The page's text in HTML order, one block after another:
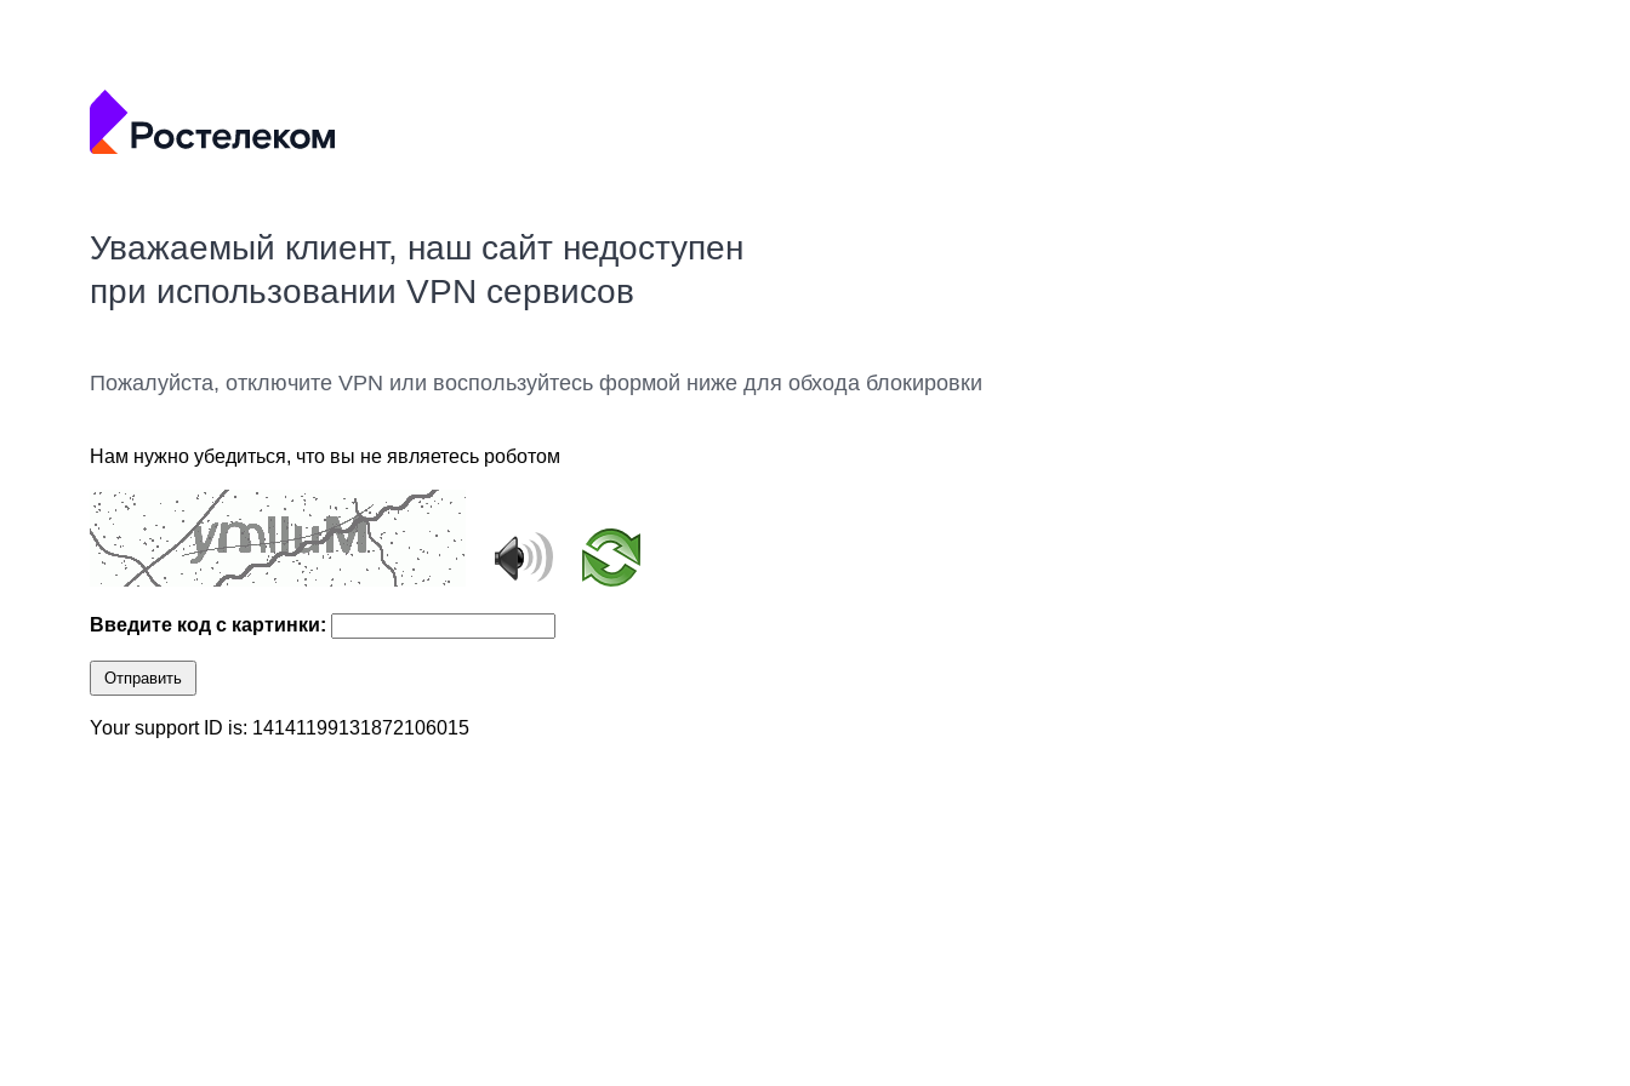
Уважаемый клиент, наш сайт недоступен
при использовании VPN сервисов
Пожалуйста, отключите VPN или воспользуйтесь формой ниже для обхода блокировки
Нам нужно убедиться, что вы не являетесь роботом
Введите код с картинки:
Отправить
Your support ID is: 14141199131872106015